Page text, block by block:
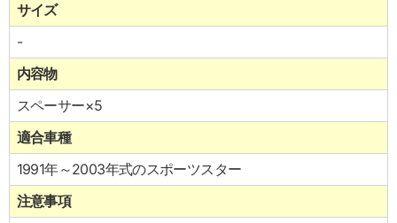
サイズ
-
内容物
スペーサー×5
適合車種
1991年～2003年式のスポーツスター
注意事項